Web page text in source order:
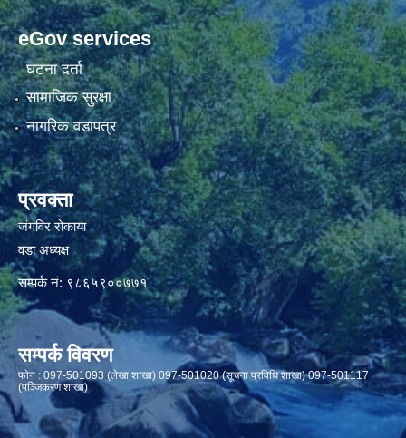
eGov services
घटना दर्ता
सामाजिक सुरक्षा
नागरिक वडापत्र
प्रवक्ता
जंगविर रोकाया
वडा अध्यक्ष
सम्पर्क नं: ९८६५९००७७१
सम्पर्क विवरण
फाेन : 097-501093 (लेखा शाखा) 097-501020 (सूचना प्रविधि शाखा) 097-501117
(पञ्जिकरण शाखा)